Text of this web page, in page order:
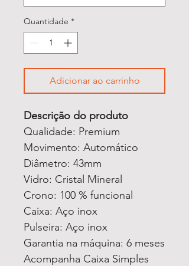
Quantidade *
Adicionar ao carrinho
Descrição do produto
Qualidade: Premium
Movimento: Automático
Diâmetro: 43mm
Vidro: Cristal Mineral
Crono: 100 % funcional
Caixa: Aço inox
Pulseira: Aço inox
Garantia na máquina: 6 meses
Acompanha Caixa Simples